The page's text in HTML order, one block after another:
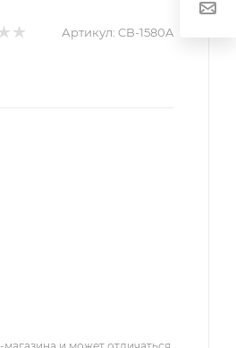
Артикул: CB-1580A